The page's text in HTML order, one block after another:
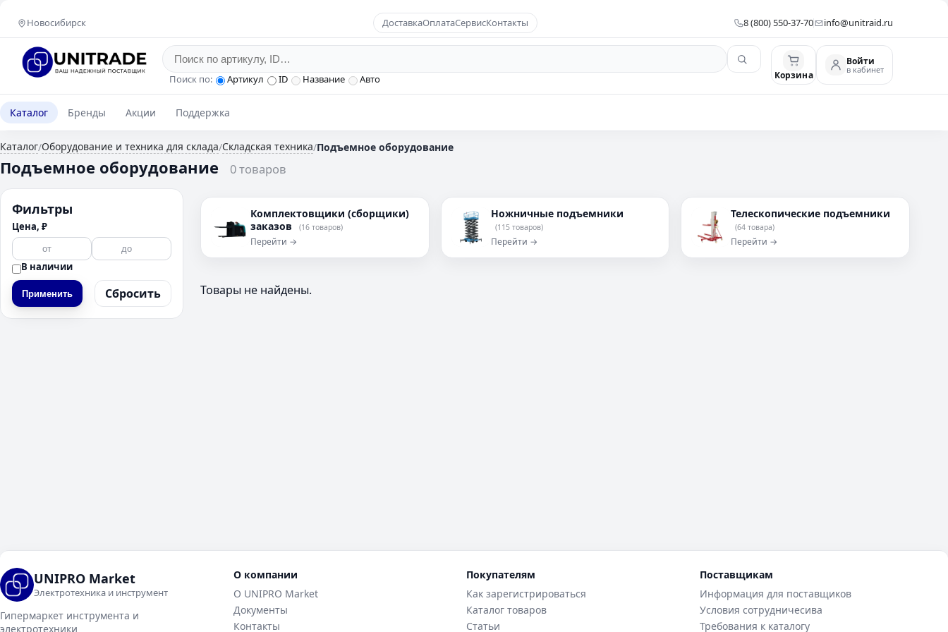
Новосибирск ДоставкаОплатаСервисКонтакты 8 (800) 550-37-70 info@unitraid.ru
Поиск по: Артикул ID Название Авто Корзина
Войти
в кабинет
Каталог Бренды Акции Поддержка
Каталог/Оборудование и техника для склада/Складская техника/Подъемное оборудование
Подъемное оборудование 0 товаров
Фильтры
Цена, ₽
В наличии
Применить Сбросить
Комплектовщики (сборщики)
заказов
(16 товаров)
Перейти →
Ножничные подъемники
(115 товаров)
Перейти →
Телескопические подъемники
(64 товара)
Перейти →
Товары не найдены.
UNIPRO Market
Электротехника и инструмент
Гипермаркет инструмента и
электротехники
О компании
О UNIPRO Market
Документы
Контакты
Покупателям
Как зарегистрироваться
Каталог товаров
Статьи
Поставщикам
Информация для поставщиков
Условия сотрудничесива
Требования к каталогу